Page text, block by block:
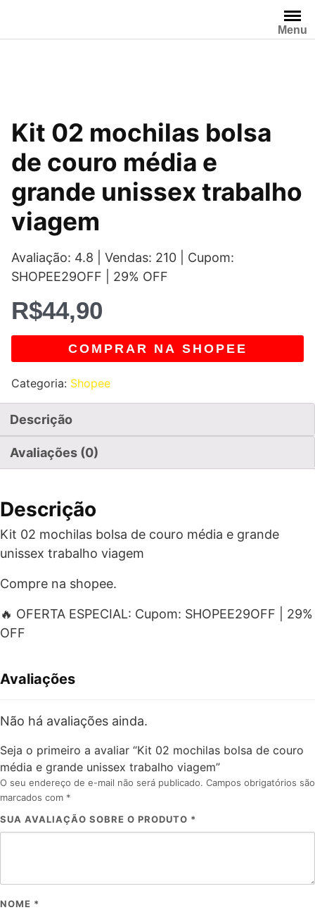
o
Menu
Kit 02 mochilas bolsa
de couro média e
grande unissex trabalho
viagem
Avaliação: 4.8 | Vendas: 210 | Cupom:
SHOPEE29OFF | 29% OFF
R$44,90
COMPRAR NA SHOPEE
Categoria: Shopee
Descrição
Avaliações (0)
Descrição
Kit 02 mochilas bolsa de couro média e grande
unissex trabalho viagem
Compre na shopee.
🔥 OFERTA ESPECIAL: Cupom: SHOPEE29OFF | 29%
OFF
Avaliações
Não há avaliações ainda.
Seja o primeiro a avaliar “Kit 02 mochilas bolsa de couro
média e grande unissex trabalho viagem”
O seu endereço de e-mail não será publicado. Campos obrigatórios são
marcados com *
SUA AVALIAÇÃO SOBRE O PRODUTO *
NOME *